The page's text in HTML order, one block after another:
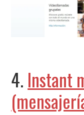
4. Instant